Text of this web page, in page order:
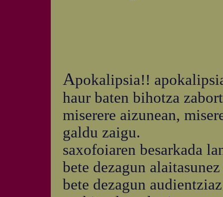
Apokalipsia!!
haur baten bihotza
miserere aizunean,
galdu zaigu.
saxofoiaren besarkada
bete dezagun
bete dezagun